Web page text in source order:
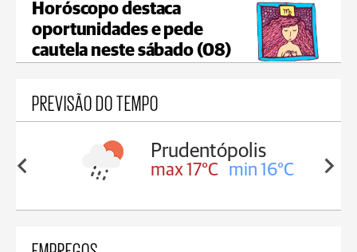
Horóscopo destaca
oportunidades e pede
cautela neste sábado (08)
PREVISÃO DO TEMPO
16°C
Ivaí
max 18°C min 17°C